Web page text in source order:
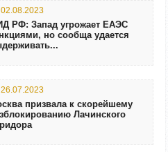
02.08.2023
РФ: Запад угрожает ЕАЭС
но сообща удается
26.07.2023
призвала к скорейшему
Лачинского